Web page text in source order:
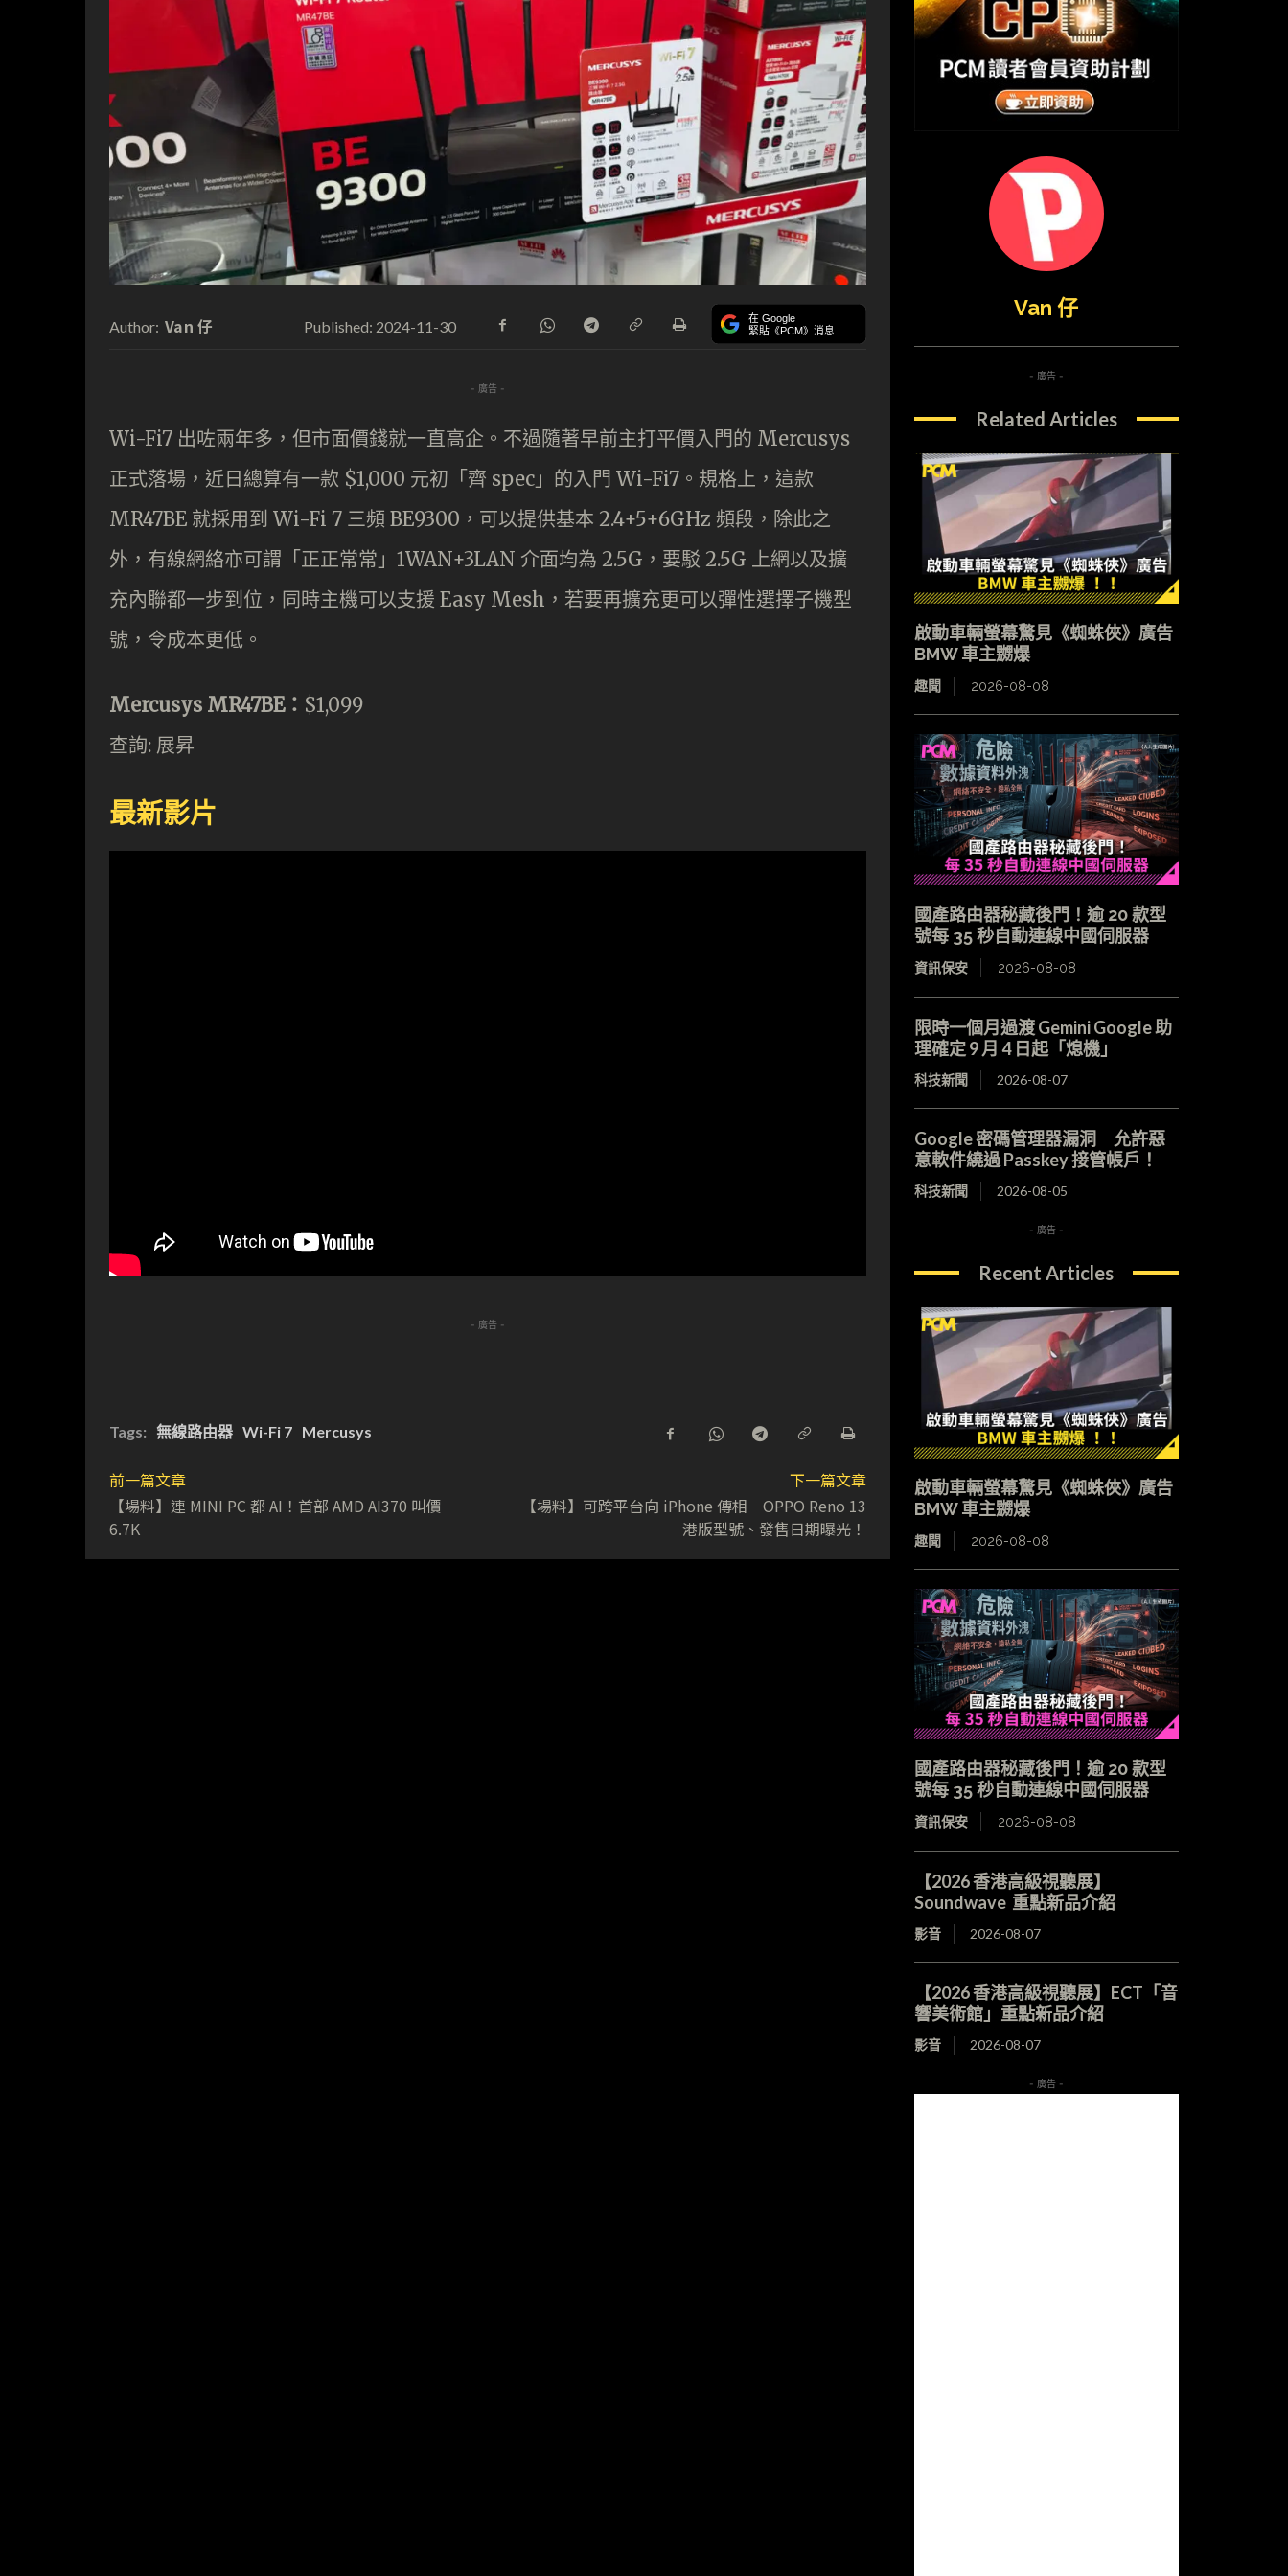
Author: Van 仔 Published: 2024-11-30 在 Google
緊貼《PCM》消息
- 廣告 -
Wi-Fi7 出咗兩年多，但市面價錢就一直高企。不過隨著早前主打平價入門的 Mercusys
正式落場，近日總算有一款 $1,000 元初「齊 spec」的入門 Wi-Fi7。規格上，這款
MR47BE 就採用到 Wi-Fi 7 三頻 BE9300，可以提供基本 2.4+5+6GHz 頻段，除此之
外，有線網絡亦可謂「正正常常」1WAN+3LAN 介面均為 2.5G，要駁 2.5G 上網以及擴
充內聯都一步到位，同時主機可以支援 Easy Mesh，若要再擴充更可以彈性選擇子機型
號，令成本更低。
Mercusys MR47BE： $1,099
查詢: 展昇
最新影片
- 廣告 -
Tags: 無線路由器 Wi-Fi 7 Mercusys
前一篇文章
【場料】連 MINI PC 都 AI！首部 AMD AI370 叫價
6.7K
下一篇文章
【場料】可跨平台向 iPhone 傳相 OPPO Reno 13
港版型號、發售日期曝光！
Van 仔
- 廣告 -
Related Articles
啟動車輛螢幕驚見《蜘蛛俠》廣告
BMW 車主嬲爆
趣聞 2026-08-08
國產路由器秘藏後門！逾 20 款型
號每 35 秒自動連線中國伺服器
資訊保安 2026-08-08
限時一個月過渡 Gemini Google 助
理確定 9 月 4 日起「熄機」
科技新聞 2026-08-07
Google 密碼管理器漏洞 允許惡
意軟件繞過 Passkey 接管帳戶！
科技新聞 2026-08-05
- 廣告 -
Recent Articles
啟動車輛螢幕驚見《蜘蛛俠》廣告
BMW 車主嬲爆
趣聞 2026-08-08
國產路由器秘藏後門！逾 20 款型
號每 35 秒自動連線中國伺服器
資訊保安 2026-08-08
【2026 香港高級視聽展】
Soundwave 重點新品介紹
影音 2026-08-07
【2026 香港高級視聽展】ECT「音
響美術館」重點新品介紹
影音 2026-08-07
- 廣告 -